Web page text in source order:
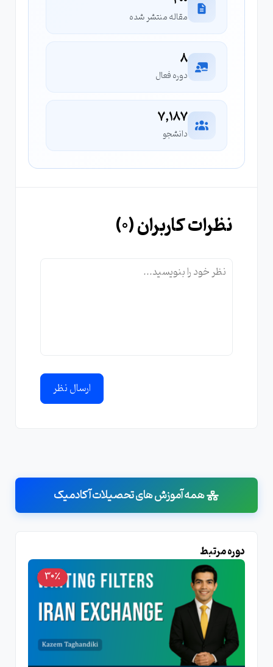
مقاله منتشر شده
8
دوره فعال
7,187
دانشجو
نظرات کاربران (0
)
ارسال نظر
همه آموزش های تحصیلات آکادمیک
دوره مرتبط
30٪